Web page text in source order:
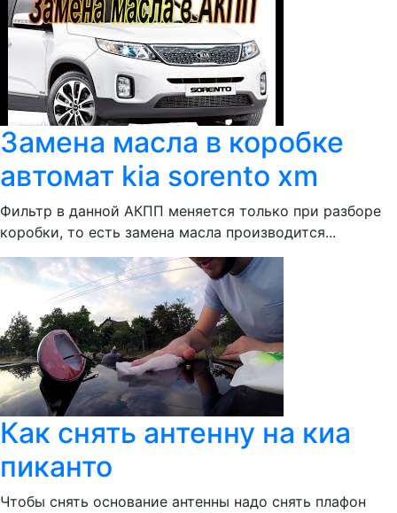
Замена масла в коробке
автомат kia sorento xm
Фильтр в данной АКПП меняется только при разборе
коробки, то есть замена масла производится...
Как снять антенну на киа
пиканто
Чтобы снять основание антенны надо снять плафон